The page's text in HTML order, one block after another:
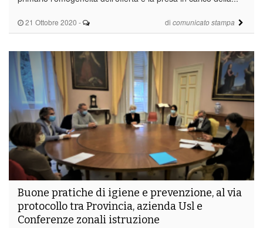
21 Ottobre 2020 - di comunicato stampa
Buone pratiche di igiene e prevenzione, al via
protocollo tra Provincia, azienda Usl e
Conferenze zonali istruzione